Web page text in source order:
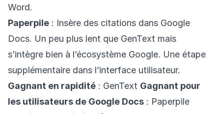
Word.
Paperpile : Insère des citations dans Google
Docs. Un peu plus lent que GenText mais
s’intègre bien à l’écosystème Google. Une étape
supplémentaire dans l’interface utilisateur.
Gagnant en rapidité : GenText Gagnant pour
les utilisateurs de Google Docs : Paperpile